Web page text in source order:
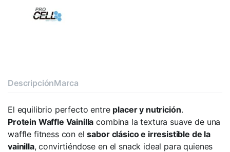
DescripciónMarca
El equilibrio perfecto entre placer y nutrición.
Protein Waffle Vainilla combina la textura suave de una
waffle fitness con elsabor clásico e irresistible de la
vainilla, convirtiéndose en el snack ideal para quienes